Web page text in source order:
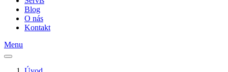
Blog
O nás
Kontakt
Menu